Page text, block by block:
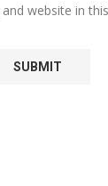
website in